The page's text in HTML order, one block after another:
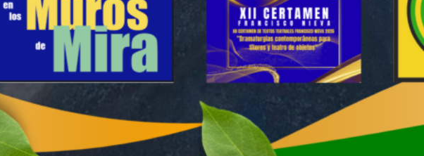
Gala anual